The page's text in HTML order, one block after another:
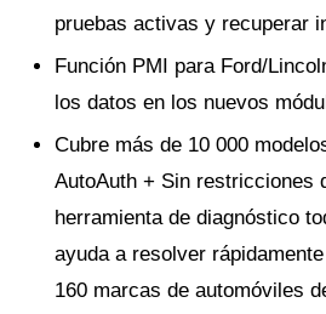
pruebas activas y recuperar
Función PMI para Ford/
los datos en los nuevos
Cubre más de 10 000
AutoAuth + Sin restricciones
herramienta de diagnóstico
ayuda a resolver
160 marcas de automóviles